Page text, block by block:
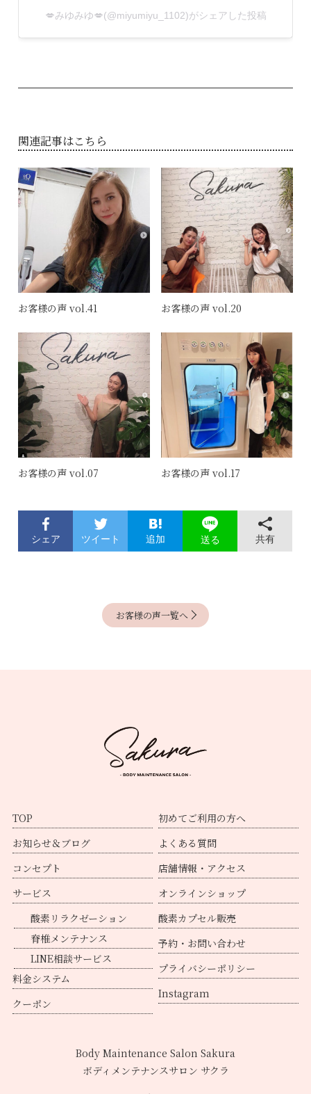
💋みゆみゆ💋(@miyumiyu_1102)がシェアした投稿
関連記事はこちら
お客様の声 vol.41 お客様の声 vol.20
お客様の声 vol.07 お客様の声 vol.17
シェア ツイート 追加 送る 共有
お客様の声一覧へ
TOP
お知らせ＆ブログ
コンセプト
サービス
酸素リラクゼーション
脊椎メンテナンス
LINE相談サービス
料金システム
クーポン
初めてご利用の方へ
よくある質問
店舗情報・アクセス
オンラインショップ
酸素カプセル販売
予約・お問い合わせ
プライバシーポリシー
Instagram
Body Maintenance Salon Sakura
ボディメンテナンスサロン サクラ